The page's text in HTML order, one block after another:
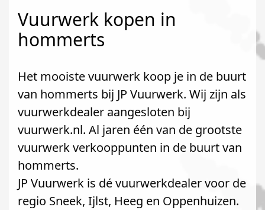
Vuurwerk kopen in
hommerts
Het mooiste vuurwerk koop je in de buurt
van hommerts bij JP Vuurwerk. Wij zijn als
vuurwerkdealer aangesloten bij
vuurwerk.nl. Al jaren één van de grootste
vuurwerk verkooppunten in de buurt van
hommerts.
JP Vuurwerk is dé vuurwerkdealer voor de
regio Sneek, Ijlst, Heeg en Oppenhuizen.